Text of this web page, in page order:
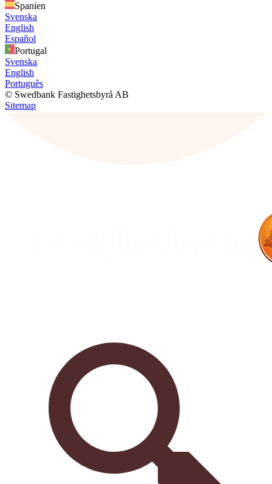
Spanien
Svenska
English
Español
Portugal
Svenska
English
Português
© Swedbank Fastighetsbyrå AB
Sitemap